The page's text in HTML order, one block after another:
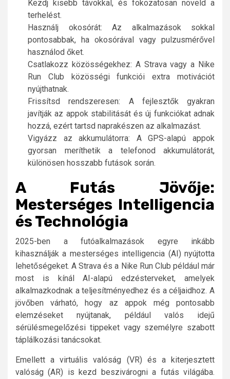
Kezdj kisebb távokkal, és fokozatosan növeld a
terhelést.
Használj okosórát: Az alkalmazások sokkal
pontosabbak, ha okosórával vagy pulzusmérővel
használod őket.
Csatlakozz közösségekhez: A Strava vagy a Nike
Run Club közösségi funkciói extra motivációt
nyújthatnak.
Frissítsd rendszeresen: A fejlesztők gyakran
javítják az appok stabilitását és új funkciókat adnak
hozzá, ezért tartsd naprakészen az alkalmazást.
Vigyázz az akkumulátorra: A GPS-alapú appok
gyorsan meríthetik a telefonod akkumulátorát,
különösen hosszabb futások során.
A Futás Jövője:
Mesterséges Intelligencia
és Technológia
2025-ben a futóalkalmazások egyre inkább
kihasználják a mesterséges intelligencia (AI) nyújtotta
lehetőségeket. A Strava és a Nike Run Club például már
most is kínál AI-alapú edzésterveket, amelyek
alkalmazkodnak a teljesítményedhez és a céljaidhoz. A
jövőben várható, hogy az appok még pontosabb
elemzéseket nyújtanak, például valós idejű
sérülésmegelőzési tippeket vagy személyre szabott
táplálkozási tanácsokat.
Emellett a virtuális valóság (VR) és a kiterjesztett
valóság (AR) is kezd beszivárogni a futás világába.